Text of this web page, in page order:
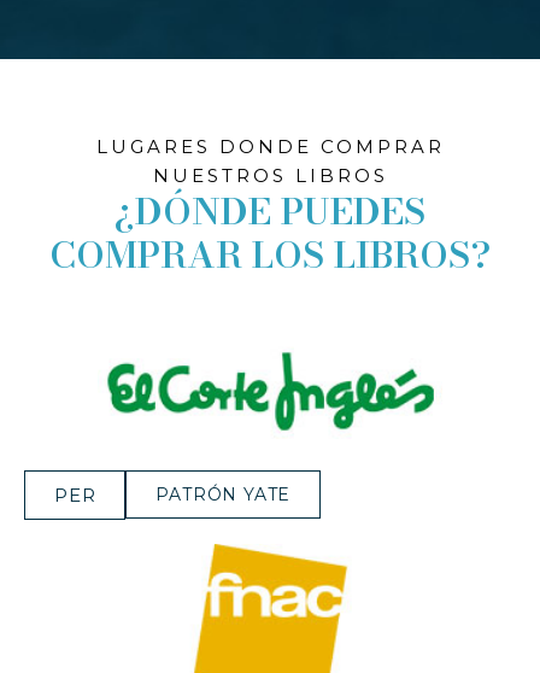
LUGARES DONDE COMPRAR
NUESTROS LIBROS
¿DÓNDE PUEDES
COMPRAR LOS LIBROS?
PER PATRÓN YATE